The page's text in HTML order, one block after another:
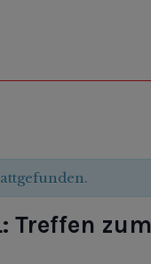
Treffen